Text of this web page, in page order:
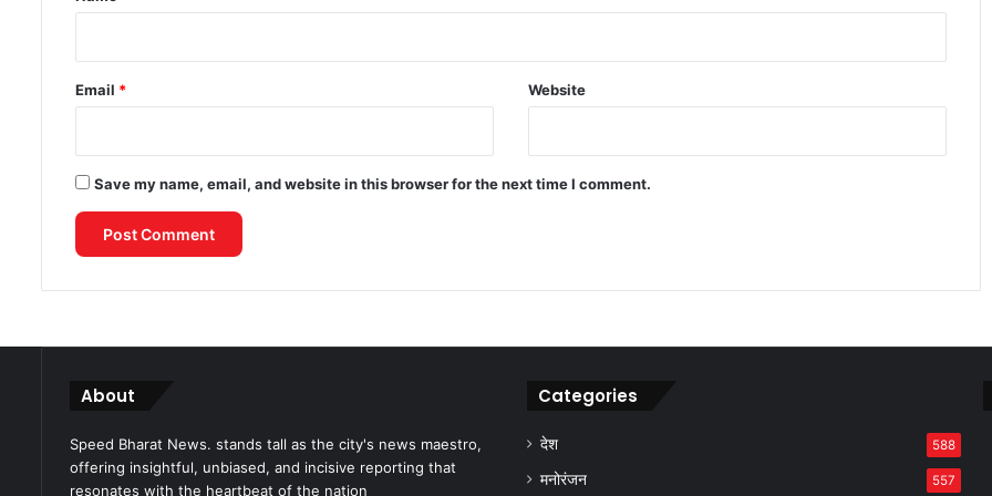
Email * Website
Save my name, email, and website in this browser for the next time I comment.
About
Speed Bharat News. stands tall as the city's news maestro,
offering insightful, unbiased, and incisive reporting that
resonates with the heartbeat of the nation
Categories
देश 588
मनोरंजन 557